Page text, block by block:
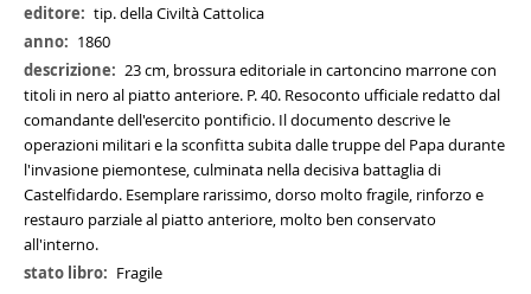
tip. della Civiltà Cattolica
1860
23 cm, brossura editoriale in cartoncino marrone con
titoli in nero al piatto anteriore. P. 40. Resoconto ufficiale redatto dal
comandante dell'esercito pontificio. Il documento descrive le
operazioni militari e la sconfitta subita dalle truppe del Papa durante
l'invasione piemontese, culminata nella decisiva battaglia di
Castelfidardo. Esemplare rarissimo, dorso molto fragile, rinforzo e
restauro parziale al piatto anteriore, molto ben conservato
all'interno.
Fragile